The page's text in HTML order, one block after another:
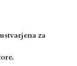
za